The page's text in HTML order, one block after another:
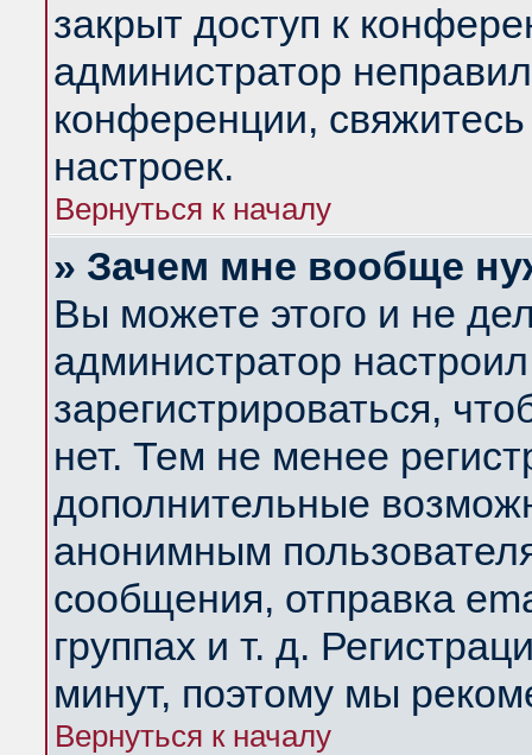
закрыт доступ к
администратор
конференции,
настроек.
Вернуться к началу
» Зачем мне вообще
Вы можете этого и не
администратор
зарегистрироваться,
нет. Тем не менее
дополнительные
анонимным
сообщения, отправка
группах и т. д.
минут, поэтому мы
Вернуться к началу